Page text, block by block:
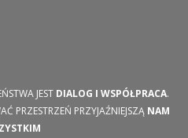
JEST DIALOG I WSPÓŁPRACA.
PRZESTRZEŃ PRZYJAŹNIEJSZĄ NAM